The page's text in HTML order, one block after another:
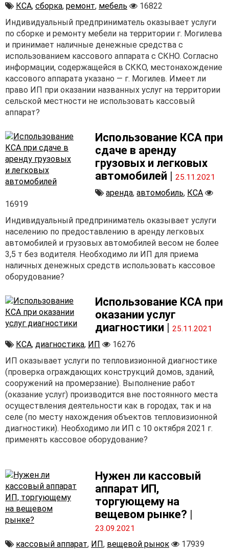
КСА, сборка, ремонт, мебель
16822
Индивидуальный предприниматель оказывает услуги
по сборке и ремонту мебели на территории г. Могилева
и принимает наличные денежные средства с
использованием кассового аппарата с СКНО. Согласно
информации, содержащейся в СККО, местонахождение
кассового аппарата указано — г. Могилев. Имеет ли
право ИП при оказании названных услуг на территории
сельской местности не использовать кассовый
аппарат?
Использование КСА при
сдаче в аренду
грузовых и легковых
автомобилей |25.11.2021
аренда,автомобиль, КСА
16919
Индивидуальный предприниматель оказывает услуги
населению по предоставлению в аренду легковых
автомобилей и грузовых автомобилей весом не более
3,5 т без водителя. Необходимо ли ИП для приема
наличных денежных средств использовать кассовое
оборудование?
Использование КСА при
оказании услуг
диагностики |25.11.2021
КСА, диагностика, ИП
16276
ИП оказывает услуги по тепловизионной диагностике
(проверка ограждающих конструкций домов, зданий,
сооружений на промерзание). Выполнение работ
(оказание услуг) производится вне постоянного места
осуществления деятельности как в городах, так и на
селе (по месту нахождения объектов тепловизионной
диагностики). Необходимо ли ИП с 10 октября 2021 г.
применять кассовое оборудование?
Нужен ли кассовый
аппарат ИП,
торгующему на
вещевом рынке? |
23.09.2021
кассовый аппарат, ИП, вещевой рынок 17939